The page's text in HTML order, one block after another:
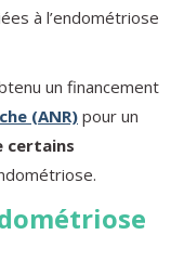
à l’endométriose
un financement
(ANR) pour un
certains